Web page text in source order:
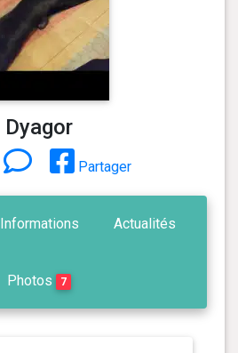
Dyagor
Partager
Informations Actualités
Photos 7